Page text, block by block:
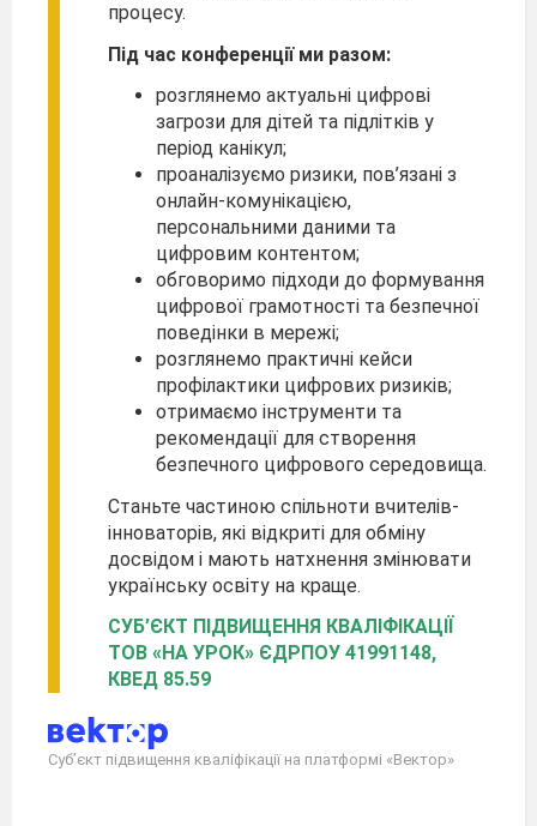
процесу.
Під час конференції ми разом:
розглянемо актуальні цифрові
загрози для дітей та підлітків у
період канікул;
проаналізуємо ризики, пов’язані з
онлайн-комунікацією,
персональними даними та
цифровим контентом;
обговоримо підходи до формування
цифрової грамотності та безпечної
поведінки в мережі;
розглянемо практичні кейси
профілактики цифрових ризиків;
отримаємо інструменти та
рекомендації для створення
безпечного цифрового середовища.
Станьте частиною спільноти вчителів-
інноваторів, які відкриті для обміну
досвідом і мають натхнення змінювати
українську освіту на краще.
СУБ’ЄКТ ПІДВИЩЕННЯ КВАЛІФІКАЦІЇ
ТОВ «НА УРОК» ЄДРПОУ 41991148,
КВЕД 85.59
Суб’єкт підвищення кваліфікації на платформі «Вектор»